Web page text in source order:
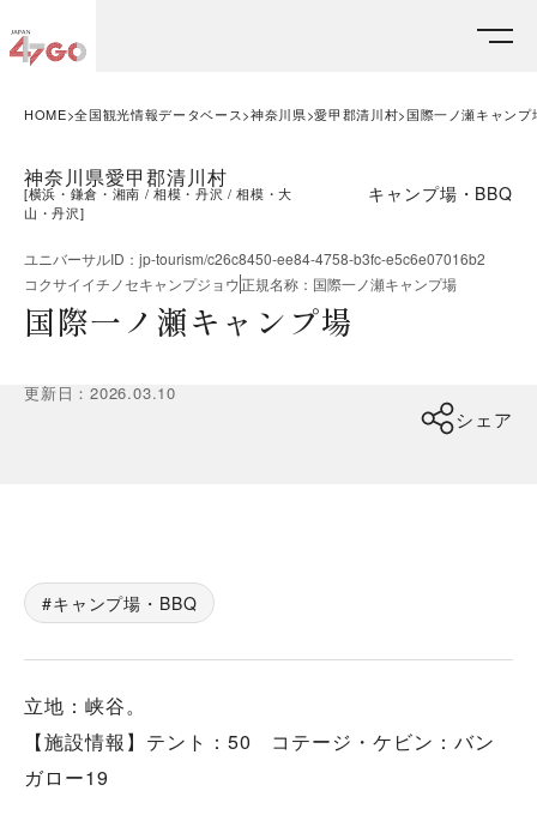
HOME 全国観光情報データベース 神奈川県 愛甲郡清川村 国際一ノ瀬キャンプ
神奈川県愛甲郡清川村
[横浜・鎌倉・湘南 相模・丹沢
相模・大
山・丹沢]
キャンプ場・BBQ
ユニバーサルID ： jp-tourism/c26c8450-ee84-4758-b3fc-e5c6e07016b2
コクサイイチノセキャンプジョウ正規名称 ： 国際一ノ瀬キャンプ場
国際一ノ瀬キャンプ場
更新日 ：2026.03.10
シェア
キャンプ場・BBQ
立地：峡谷。
【施設情報】テント：50 コテージ・ケビン：バン
ガロー19